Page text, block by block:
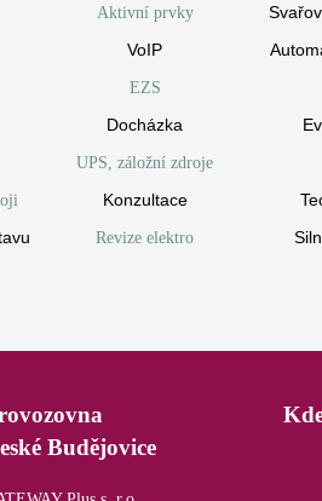
Aktivní prvky
VoIP
EZS
Docházka
UPS, záložní zdroje
Konzultace
Revize elektro
Budějovice